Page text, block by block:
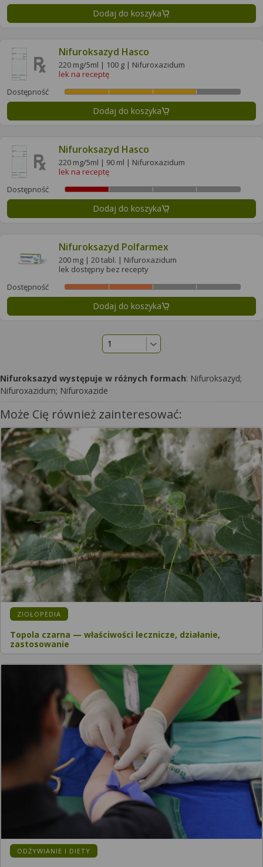
Dodaj do koszyka
Nifuroksazyd Hasco
220 mg/5ml | 100 g | Nifuroxazidum
lek na receptę
Dostępność
Dodaj do koszyka
Nifuroksazyd Hasco
220 mg/5ml | 90 ml | Nifuroxazidum
lek na receptę
Dostępność
Dodaj do koszyka
Nifuroksazyd Polfarmex
200 mg | 20 tabl. | Nifuroxazidum
lek dostępny bez recepty
Dostępność
Dodaj do koszyka
Nifuroksazyd występuje w różnych formach: Nifuroksazyd;
Nifuroxazidum; Nifuroxazide
Może Cię również zainteresować:
ZIOŁOPEDIA
Topola czarna — właściwości lecznicze, działanie,
zastosowanie
ODŻYWIANIE I DIETY